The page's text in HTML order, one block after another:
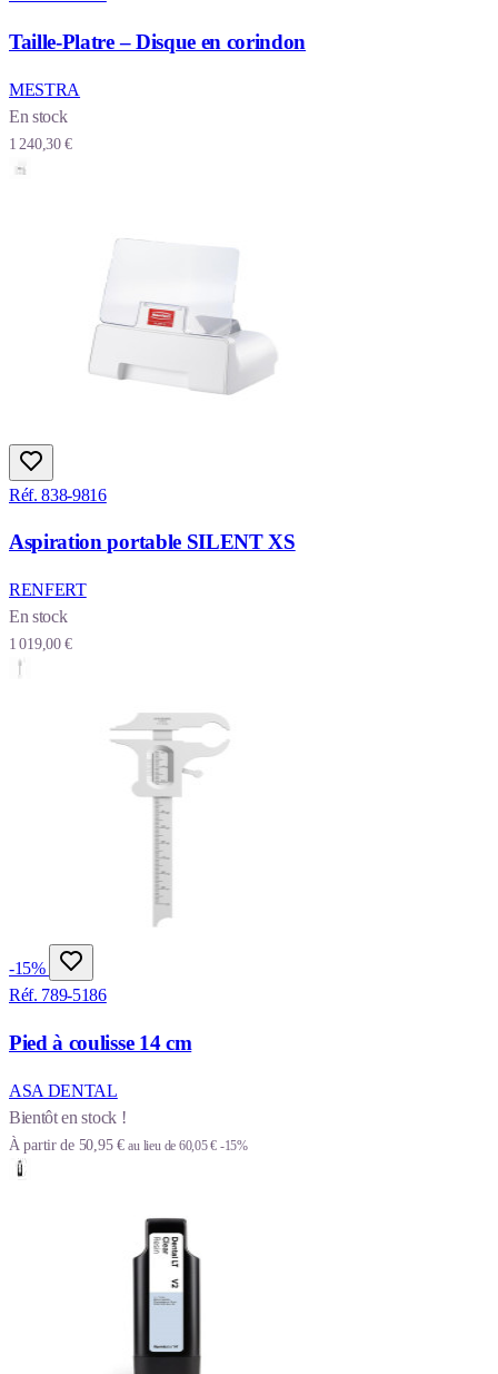
Taille-Platre – Disque en corindon
MESTRA
En stock
1 240,30 €
Réf. 838-9816
Aspiration portable SILENT XS
RENFERT
En stock
1 019,00 €
-15%
Réf. 789-5186
Pied à coulisse 14 cm
ASA DENTAL
Bientôt en stock !
À partir de 50,95 € au lieu de 60,05 € -15%